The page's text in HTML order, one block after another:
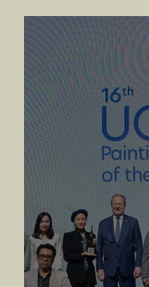
Gen
จับจ่ายหลัก
เศรษฐกิจ
ต้องโฟกัสอ